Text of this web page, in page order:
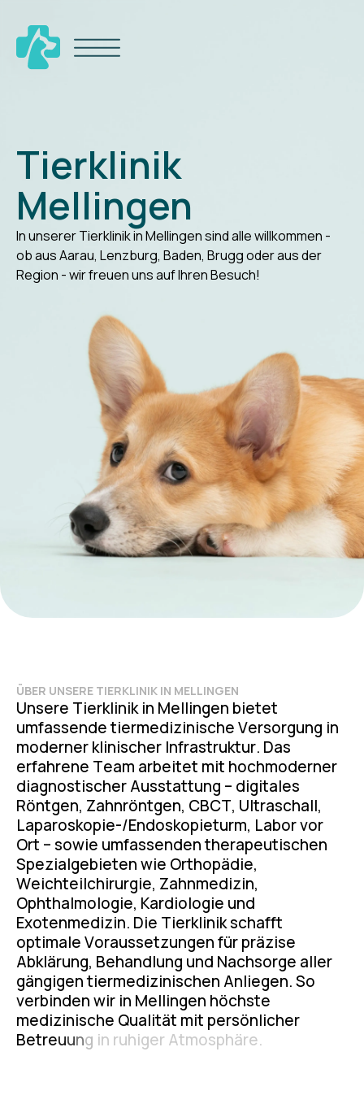
Tierklinik
Mellingen
In unserer Tierklinik in Mellingen sind alle willkommen -
ob aus Aarau, Lenzburg, Baden, Brugg oder aus der
Region - wir freuen uns auf Ihren Besuch!
ÜBER UNSERE TIERKLINIK IN MELLINGEN
Unsere Tierklinik in Mellingen bietet
umfassendetiermedizinischeVersorgung in
modernerklinischer Infrastruktur. Das
erfahrene Team arbeitet mit hochmoderner
diagnostischerAusstattung – digitales
Röntgen, Zahnröntgen, CBCT, Ultraschall,
Laparoskopie-/Endoskopieturm, Laborvor
Ort – sowie umfassendentherapeutischen
Spezialgebietenwie Orthopädie,
Weichteilchirurgie, Zahnmedizin,
Ophthalmologie, Kardiologie und
Exotenmedizin. Die Tierklinikschafft
optimaleVoraussetzungenfürpräzise
Abklärung, Behandlung und Nachsorge aller
gängigentiermedizinischen Anliegen.So
verbindenwir in Mellingen höchste
medizinische Qualität mit persönlicher
Betreuung in ruhigerAtmosphäre.